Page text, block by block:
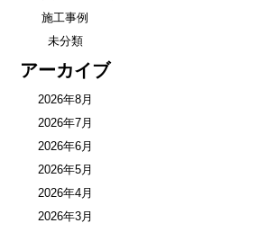
施工事例
未分類
アーカイブ
2026年8月
2026年7月
2026年6月
2026年5月
2026年4月
2026年3月